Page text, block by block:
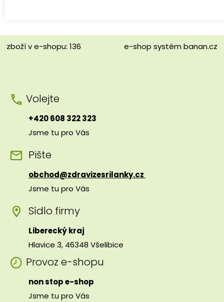
zboží v e-shopu: 136 e-shop systém banan.cz
Volejte
+420 608 322 323
Jsme tu pro Vás
Pište
obchod@zdravizesrilanky.cz
Jsme tu pro Vás
Sídlo firmy
Liberecký kraj
Hlavice 3, 46348 Všelibice
Provoz e-shopu
non stop e-shop
Jsme tu pro Vás